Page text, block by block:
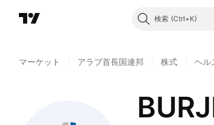
検索
マーケット アラブ首長国連邦 株式 ヘル